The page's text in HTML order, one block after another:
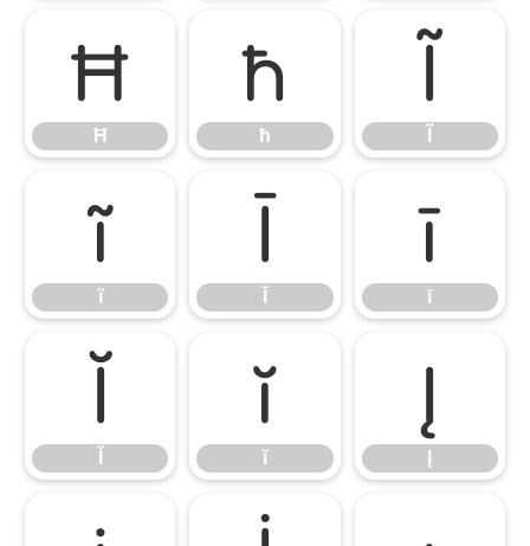
Ħ
Ħ
ħ
ħ
Ĩ
ĩ
ĩ
Ī ī
ī
Ĭ ĭ
ĭ
Į